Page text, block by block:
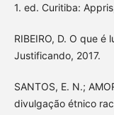
1. ed. Curitiba:
RIBEIRO, D. O que
Justificando, 2017.
SANTOS, E. N.;
divulgação étnico